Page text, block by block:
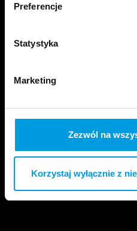
Preferencje
Statystyka
Marketing
Zezwól na
Korzystaj wyłącznie z
Różnice, które
siebie nawzajem?